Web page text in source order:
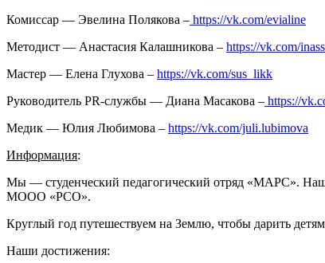
Комиссар — Эвелина Полякова – https://vk.com/evialine
Методист — Анастасия Калашникова – https://vk.com/
Мастер — Елена Глухова – https://vk.com/sus_likk
Руководитель PR-службы — Диана Масакова – https://
Медик — Юлия Любимова – https://vk.com/juli.lubimova
Информация:
Мы — студенческий педагогический отряд «МАРС».
МООО «РСО».
Круглый год путешествуем на Землю, чтобы дарить
Наши достижения: